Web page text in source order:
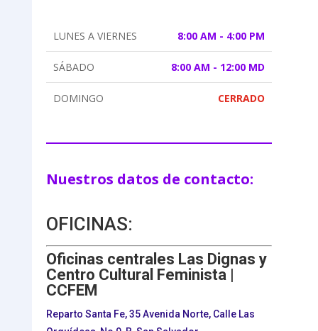
LUNES A VIERNES 8:00 AM - 4:00 PM
SÁBADO 8:00 AM - 12:00 MD
DOMINGO CERRADO
Nuestros datos de contacto:
OFICINAS:
Oficinas centrales Las Dignas y
Centro Cultural Feminista |
CCFEM
Reparto Santa Fe, 35 Avenida Norte, Calle Las